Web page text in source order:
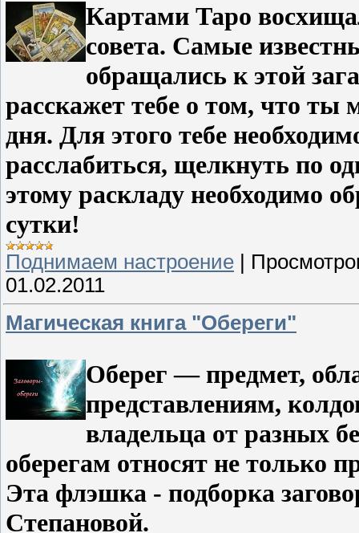
Картами Таро
совета. Самые
обращались к этой
расскажет тебе о том, что
дня. Для этого тебе
расслабиться, щелкнуть по
этому раскладу необходимо
сутки!
Поднимаем настроение |
01.02.2011
Магическая книга "Обереги"
Оберег — предмет,
представлениям,
владельца от разных
оберегам относят не только
Эта флэшка - подборка
Степановой.